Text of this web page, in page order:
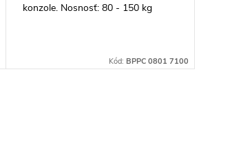
konzole. Nosnosť: 80 - 150 kg
Kód: BPPC 0801 7100